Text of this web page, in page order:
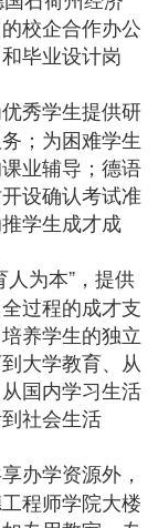
校企合作办公
毕业设计岗
优秀学生提供研
；为困难学生
业辅导；德语
设确认考试准
学生成才成
人为本”，提供
过程的成才支
养学生的独立
大学教育、从
国内学习生活
社会生活
办学资源外，
程师学院大楼